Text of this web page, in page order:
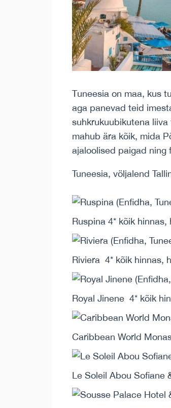
Тuneesia on maa, kus
aga panevad teid
suhkrukuubikutena
mahub ära kõik, mida
ajaloolised paigad ning
Tuneesia, völjalend
Ruspina 4* kõik hinnas,
Riviera 4* kõik hinnas,
Royal Jinene 4* kõik
Caribbean World
Le Soleil Abou Sofiane